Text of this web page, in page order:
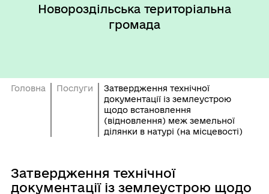
Новороздільська територіальна
громада
Головна Послуги
Затвердження технічної
документації із землеустрою
щодо встановлення
(відновлення) меж земельної
ділянки в натурі (на місцевості)
Затвердження технічної
документації із землеустрою щодо